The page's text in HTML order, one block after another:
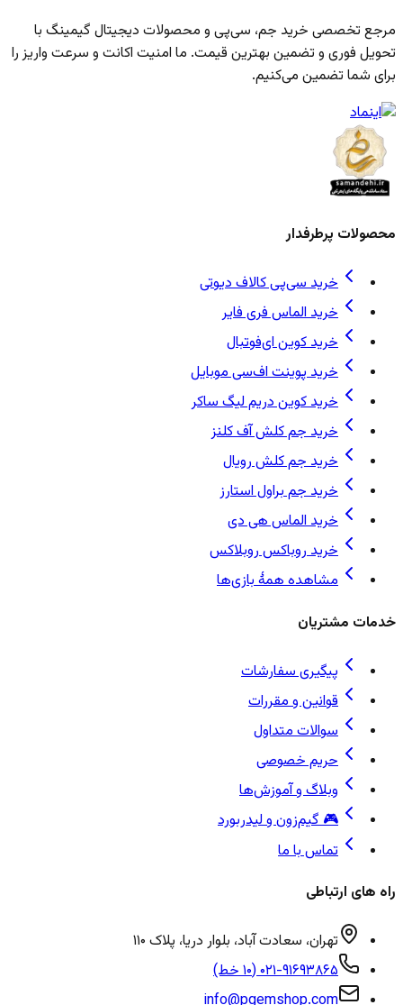
مرجع تخصصی خرید جم، سی‌پی و محصولات دیجیتال گیمینگ با
تحویل فوری و تضمین بهترین قیمت. ما امنیت اکانت و سرعت واریز را
برای شما تضمین می‌کنیم.
محصولات پرطرفدار
خرید سی‌پی کالاف دیوتی
خرید الماس فری فایر
خرید کوین ای‌فوتبال
خرید پوینت اف‌سی موبایل
خرید کوین دریم لیگ ساکر
خرید جم کلش آف کلنز
خرید جم کلش رویال
خرید جم براول استارز
خرید الماس هی دی
خرید روباکس روبلاکس
مشاهده همهٔ بازی‌ها
خدمات مشتریان
پیگیری سفارشات
قوانین و مقررات
سوالات متداول
حریم خصوصی
وبلاگ و آموزش‌ها
🎮 گیم‌زون و لیدربورد
تماس با ما
راه های ارتباطی
تهران، سعادت آباد، بلوار دریا، پلاک ۱۱۰
۰۲۱-۹۱۶۹۳۸۶۵ (۱۰ خط)